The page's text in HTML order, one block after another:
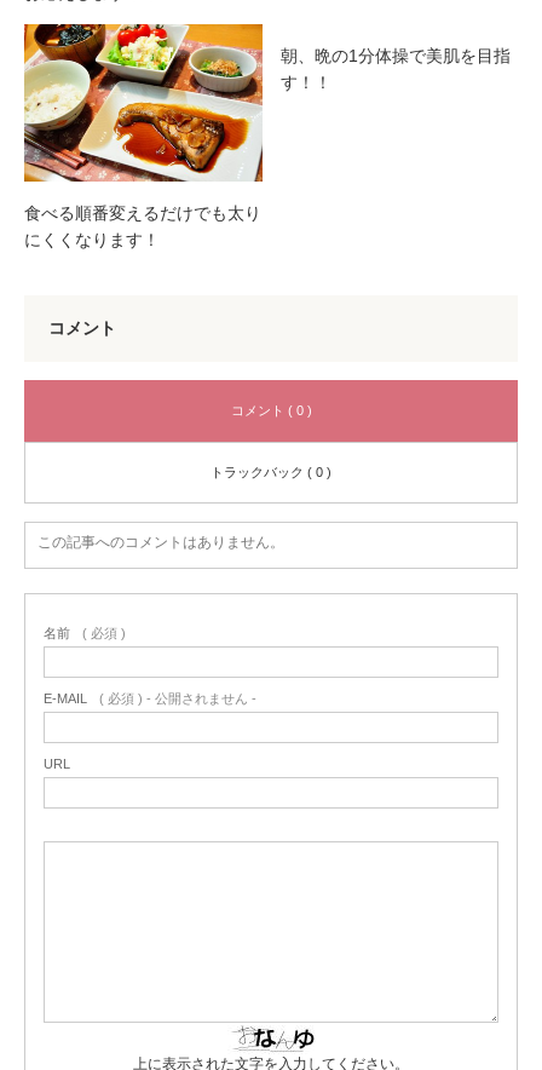
食べる順番変えるだけでも太り
にくくなります！
朝、晩の1分体操で美肌を目指
す！！
コメント
コメント ( 0 )
トラックバック ( 0 )
この記事へのコメントはありません。
名前 ( 必須 )
E-MAIL ( 必須 ) - 公開されません -
URL
上に表示された文字を入力してください。